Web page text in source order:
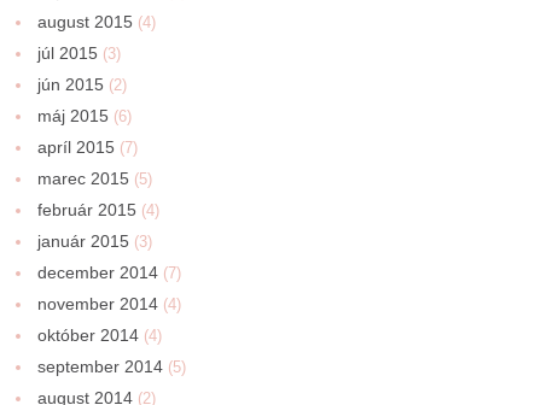
august 2015 (4)
júl 2015 (3)
jún 2015 (2)
máj 2015 (6)
apríl 2015 (7)
marec 2015 (5)
február 2015 (4)
január 2015 (3)
december 2014 (7)
november 2014 (4)
október 2014 (4)
september 2014 (5)
august 2014 (2)